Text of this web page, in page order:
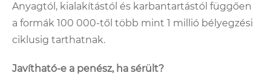
Anyagtól, kialakítástól és karbantartástól függően
a formák 100 000-től több mint 1 millió bélyegzési
ciklusig tarthatnak.
Javítható-e a penész, ha sérült?